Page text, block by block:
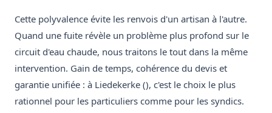
Cette polyvalence évite les renvois d'un artisan à l'autre.
Quand une fuite révèle un problème plus profond sur le
circuit d'eau chaude, nous traitons le tout dans la même
intervention. Gain de temps, cohérence du devis et
garantie unifiée : à Liedekerke (), c'est le choix le plus
rationnel pour les particuliers comme pour les syndics.